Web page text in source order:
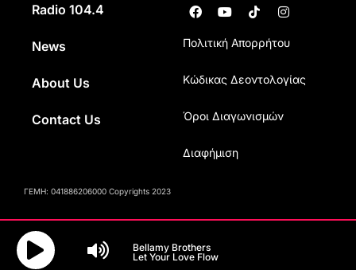
Radio 104.4
News
About Us
Contact Us
Πολιτική Απορρήτου
Κώδικας Δεοντολογίας
Όροι Διαγωνισμών
Διαφήμιση
ΓΕΜΗ: 041886206000 Copyrights 2023
Bellamy Brothers
Let Your Love Flow